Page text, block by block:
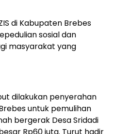
di Kabupaten Brebes
sosial dan
masyarakat yang
dilakukan penyerahan
untuk pemulihan
bergerak Desa Sridadi